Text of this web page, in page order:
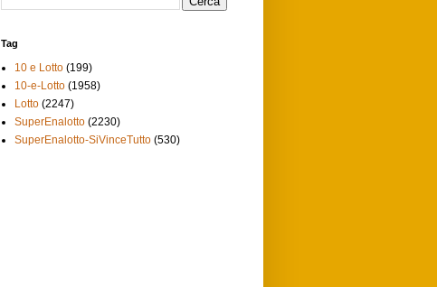
Tag
10 e Lotto (199)
10-e-Lotto (1958)
Lotto (2247)
SuperEnalotto (2230)
SuperEnalotto-SiVinceTutto (530)